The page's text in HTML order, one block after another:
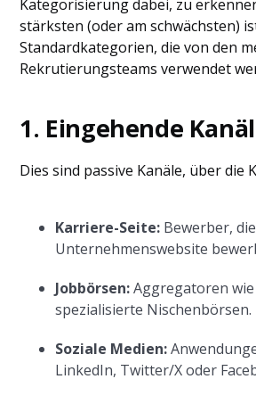
Kategorisierung dabei, zu
stärksten (oder am schwächsten)
Standardkategorien, die von den
Rekrutierungsteams verwendet
1. Eingehende
Dies sind passive Kanäle, über die
Karriere-Seite: Bewerber,
Unternehmenswebsite
Jobbörsen:Aggregatoren
spezialisierte Nischenbörsen.
Soziale Medien:
LinkedIn, Twitter/X oder